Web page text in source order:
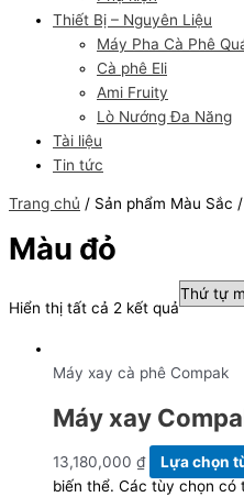
Thiết Bị – Nguyên Liệu
Máy Pha Cà Phê
Cà phê Eli
Ami Fruity
Lò Nướng Đa Năng
Tài liệu
Tin tức
Trang chủ / Sản phẩm Màu Sắc
Màu đỏ
Hiển thị tất cả 2 kết quả
Máy xay cà phê Compak
Máy xay
13,180,000 ₫ Lựa chọn
biến thể. Các tùy chọn có